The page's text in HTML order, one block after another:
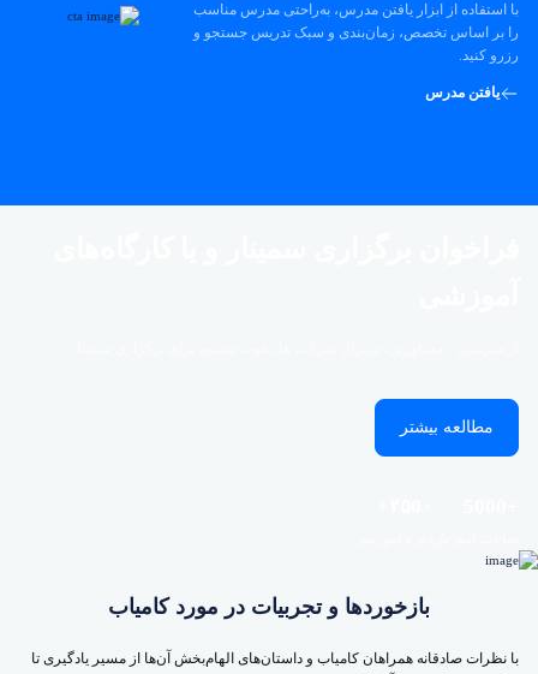
با استفاده از ابزار یافتن مدرس، به‌راحتی مدرس مناسب
را بر اساس تخصص، زمان‌بندی و سبک تدریس جستجو و
رزرو کنید.
یافتن مدرس
مطالعه بیشتر
بازخوردها و تجربیات در مورد کامیاب
با نظرات صادقانه همراهان کامیاب و داستان‌های الهام‌بخش آن‌ها از مسیر یادگیری تا